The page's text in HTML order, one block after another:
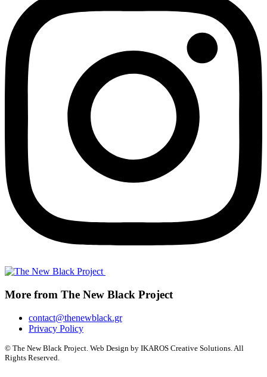
More from The New Black Project
contact@thenewblack.gr
Privacy Policy
© The New Black Project. Web Design by IKAROS Creative Solutions. All
Rights Reserved.